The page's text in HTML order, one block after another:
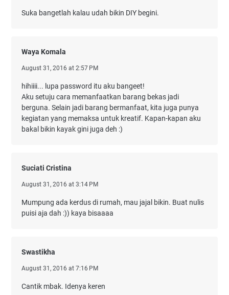
Suka bangetlah kalau udah bikin DIY begini.
Waya Komala
August 31, 2016 at 2:57 PM
hihiiii... lupa password itu aku bangeet!
Aku setuju cara memanfaatkan barang bekas jadi
berguna. Selain jadi barang bermanfaat, kita juga punya
kegiatan yang memaksa untuk kreatif. Kapan-kapan aku
bakal bikin kayak gini juga deh :)
Suciati Cristina
August 31, 2016 at 3:14 PM
Mumpung ada kerdus di rumah, mau jajal bikin. Buat nulis
puisi aja dah :)) kaya bisaaaa
Swastikha
August 31, 2016 at 7:16 PM
Cantik mbak. Idenya keren